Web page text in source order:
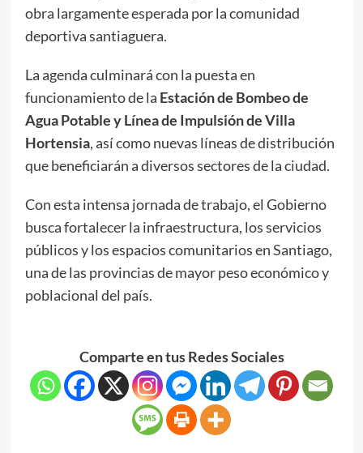
obra largamente esperada por la comunidad
deportiva santiaguera.
La agenda culminará con la puesta en
funcionamiento de la Estación de Bombeo de
Agua Potable y Línea de Impulsión de Villa
Hortensia, así como nuevas líneas de distribución
que beneficiarán a diversos sectores de la ciudad.
Con esta intensa jornada de trabajo, el Gobierno
busca fortalecer la infraestructura, los servicios
públicos y los espacios comunitarios en Santiago,
una de las provincias de mayor peso económico y
poblacional del país.
Comparte en tus Redes Sociales